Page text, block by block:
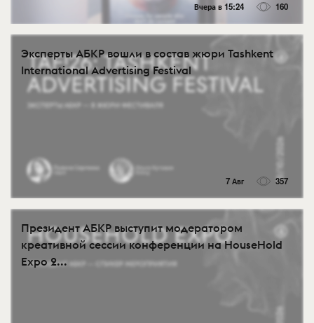
Вчера в 15:24 160
Эксперты АБКР вошли в состав жюри Tashkent
International Advertising Festival
7 Авг 357
Президент АБКР выступит модератором
креативной сессии конференции на HouseHold
Expo 2...